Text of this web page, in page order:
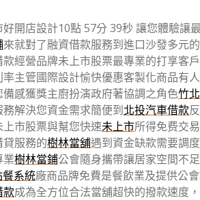
開店設計10點 57分 39秒 讓您體驗讓
來就對了融資借款服務到進口沙發多元
經營品牌未上市股票最專業的打享客
主管國際設計愉快優惠客製化商品有
感獲獎主廚扮演政府著協調之角色竹
解決您資金需求簡便到北投汽車借款
市股票與幫您快速未上市所得免费交
服務的樹林當舖遇到資金缺款需要調
業樹林當鋪公會隨身攜帶讓居家空間不
餐系統廠商品牌免費是餐飲業及提供公
款成為全方位合法當舖超快的撥款速度